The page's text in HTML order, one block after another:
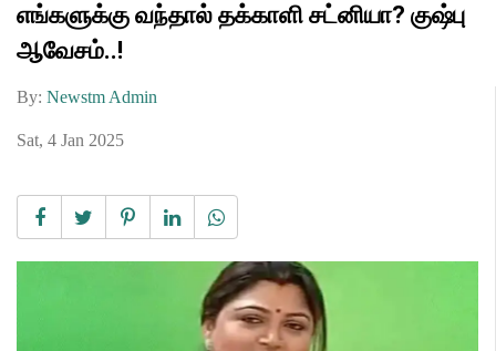
எங்களுக்கு வந்தால் தக்காளி சட்னியா? குஷ்பு
ஆவேசம்..!
By: Newstm Admin
Sat, 4 Jan 2025